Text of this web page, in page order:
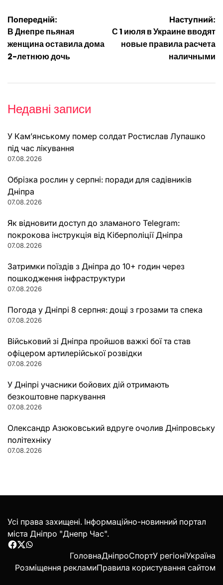
Навігація
записів
Попередній:
В Днепре пьяная
женщина оставила дома
2-летнюю дочь
Наступний:
С 1 июля в Украине вводят
новые правила расчета
наличными
Недавні записи
У Кам’янському помер солдат Ростислав Лупашко
під час лікування
07.08.2026
Обрізка рослин у серпні: поради для садівників
Дніпра
07.08.2026
Як відновити доступ до зламаного Telegram:
покрокова інструкція від Кіберполіції Дніпра
07.08.2026
Затримки поїздів з Дніпра до 10+ годин через
пошкодження інфраструктури
07.08.2026
Погода у Дніпрі 8 серпня: дощі з грозами та спека
07.08.2026
Військовий зі Дніпра пройшов важкі бої та став
офіцером артилерійської розвідки
07.08.2026
У Дніпрі учасники бойових дій отримають
безкоштовне паркування
07.08.2026
Олександр Азюковський вдруге очолив Дніпровську
політехніку
07.08.2026
Усі права захищені. Інформаційно-новинний портал
міста Дніпро "Днепр Час".
Facebook
Twitter
WhatsApp
ГоловнаДніпроСпортУ регіоніУкраїна
Розміщення рекламиПравила користування сайтом